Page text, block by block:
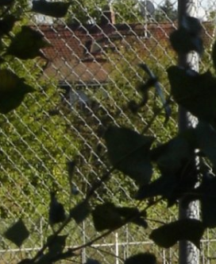
BÜRGERSERVICES